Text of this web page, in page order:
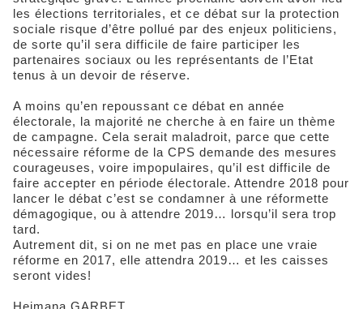
les élections territoriales, et ce débat sur la protection
sociale risque d’être pollué par des enjeux politiciens,
de sorte qu’il sera difficile de faire participer les
partenaires sociaux ou les représentants de l’Etat
tenus à un devoir de réserve.
A moins qu’en repoussant ce débat en année
électorale, la majorité ne cherche à en faire un thème
de campagne. Cela serait maladroit, parce que cette
nécessaire réforme de la CPS demande des mesures
courageuses, voire impopulaires, qu’il est difficile de
faire accepter en période électorale. Attendre 2018 pour
lancer le débat c’est se condamner à une réformette
démagogique, ou à attendre 2019… lorsqu’il sera trop
tard.
Autrement dit, si on ne met pas en place une vraie
réforme en 2017, elle attendra 2019… et les caisses
seront vides!